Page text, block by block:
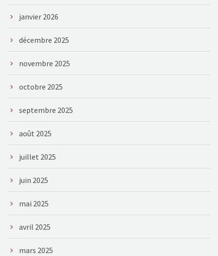
janvier 2026
décembre 2025
novembre 2025
octobre 2025
septembre 2025
août 2025
juillet 2025
juin 2025
mai 2025
avril 2025
mars 2025